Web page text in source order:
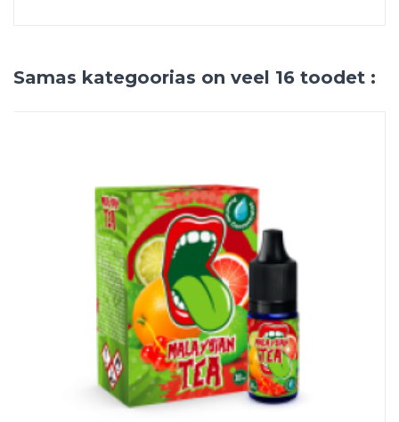
Samas kategoorias on veel 16 toodet :